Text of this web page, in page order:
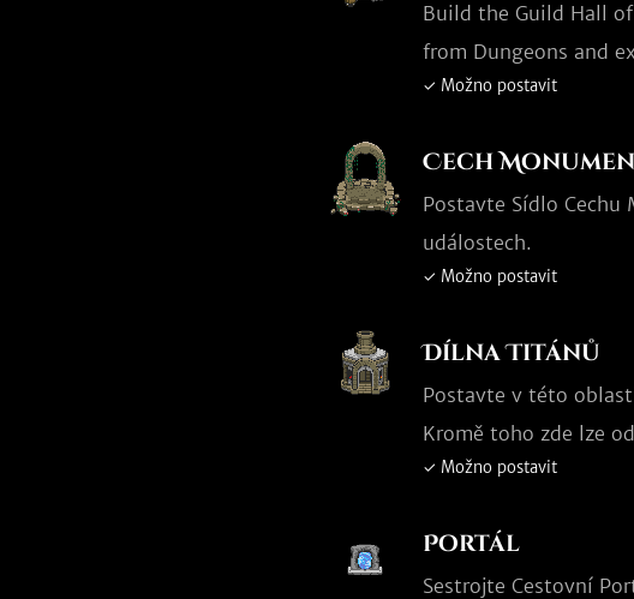
Build the Guild Hall
from Dungeons and
✓ Možno postavit
Cech
Postavte Sídlo Cechu
událostech.
✓ Možno postavit
Dílna Titánů
Postavte v této
Kromě toho zde lze
✓ Možno postavit
Portál
Sestrojte Cestovní